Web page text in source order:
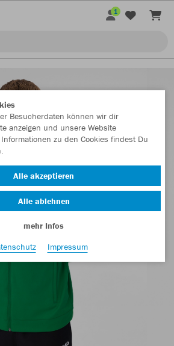
1
Besucherdaten können wir dir
anzeigen und unsere Website
zu den Cookies findest Du
Alle akzeptieren
Alle ablehnen
mehr Infos
Impressum